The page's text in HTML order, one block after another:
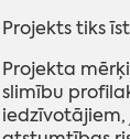
Projekts tiks
Projekta
slimību